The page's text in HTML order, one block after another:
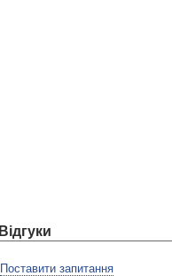
Поставити запитання